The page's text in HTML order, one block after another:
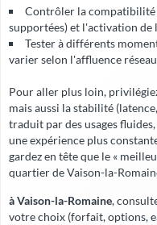
Contrôler la compatibilité
supportées) et l'activation de
Tester à différents
varier selon l'affluence
Pour aller plus loin,
mais aussi la stabilité
traduit par des usages
une expérience plus
gardez en tête que le «
quartier de Vaison-la-
à Vaison-la-Romaine,
votre choix (forfait, options,